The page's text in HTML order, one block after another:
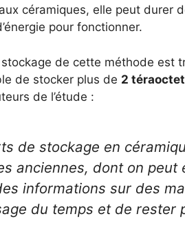
céramiques, elle peut durer
pour fonctionner.
de cette méthode est
de stocker plus de 2
de l’étude :
de stockage en
anciennes, dont on
informations sur des
du temps et de rester